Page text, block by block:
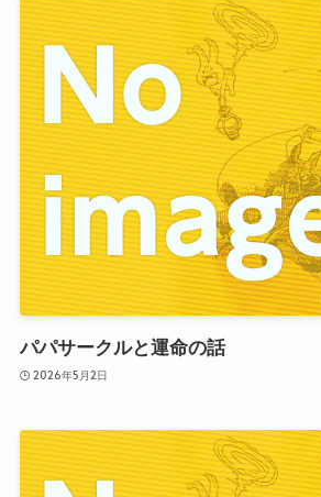
パパサークルと運命の話
2026年5月2日